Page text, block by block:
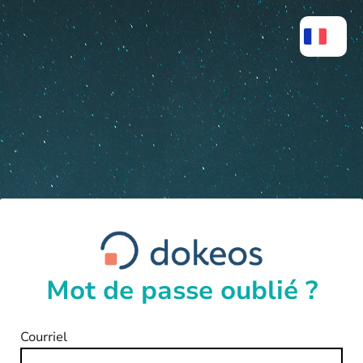
Mot de passe oublié ?
Courriel